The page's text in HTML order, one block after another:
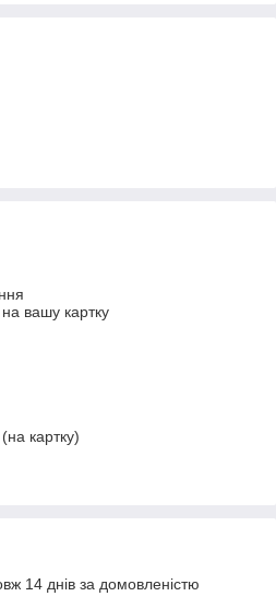
вашу картку
картку)
14 днів за домовленістю